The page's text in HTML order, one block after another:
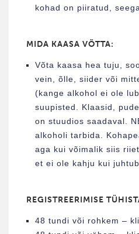
kohad on piiratud,
MIDA KAASA VÕTTA:
Võta kaasa hea tuju,
vein, õlle, siider või
(kange alkohol ei ole
suupisted. Klaasid,
on stuudios saadaval.
alkoholi tarbida.
aga kui võimalik siis
et ei ole kahju kui
REGISTREERIMISE
48 tundi või rohkem –